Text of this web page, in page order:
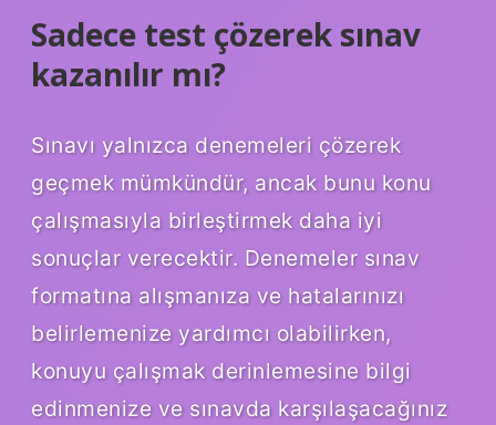
Sadece test çözerek sınav
kazanılır mı?
Sınavı yalnızca denemeleri çözerek
geçmek mümkündür, ancak bunu konu
çalışmasıyla birleştirmek daha iyi
sonuçlar verecektir. Denemeler sınav
formatına alışmanıza ve hatalarınızı
belirlemenize yardımcı olabilirken,
konuyu çalışmak derinlemesine bilgi
edinmenize ve sınavda karşılaşacağınız